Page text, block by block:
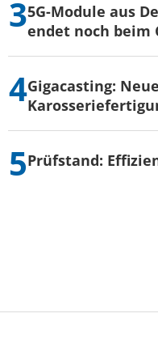
5G-Module aus
endet noch beim
Gigacasting:
Prüfstand: